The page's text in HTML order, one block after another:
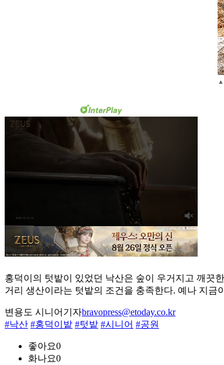
▲
홍덕이의 텃밭이 있었던 낙산은 숲이 우거지고 깨끗
거리 생산이라는 텃밭의 조건을 충족한다. 예나 지
변용도 시니어기자bravopress@etoday.co.kr
#낙산 #홍덕이밭 #텃밭 #시니어 #공원
좋아요0
화나요0